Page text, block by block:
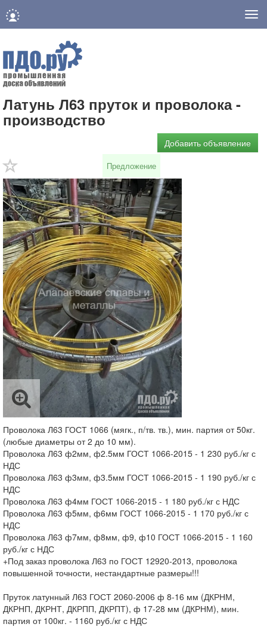
Латунь Л63 пруток и проволока -
производство
Добавить объявление
Предложение
Проволока Л63 ГОСТ 1066 (мягк., п/тв. тв.), мин. партия от 50кг.
(любые диаметры от 2 до 10 мм).
Проволока Л63 ф2мм, ф2.5мм ГОСТ 1066-2015 - 1 230 руб./кг с
НДС
Проволока Л63 ф3мм, ф3.5мм ГОСТ 1066-2015 - 1 190 руб./кг с
НДС
Проволока Л63 ф4мм ГОСТ 1066-2015 - 1 180 руб./кг с НДС
Проволока Л63 ф5мм, ф6мм ГОСТ 1066-2015 - 1 170 руб./кг с
НДС
Проволока Л63 ф7мм, ф8мм, ф9, ф10 ГОСТ 1066-2015 - 1 160
руб./кг с НДС
+Под заказ проволока Л63 по ГОСТ 12920-2013, проволока
повышенной точности, нестандартные размеры!!!
Пруток латунный Л63 ГОСТ 2060-2006 ф 8-16 мм (ДКРНМ,
ДКРНП, ДКРНТ, ДКРПП, ДКРПТ), ф 17-28 мм (ДКРНМ), мин.
партия от 100кг. - 1160 руб./кг с НДС